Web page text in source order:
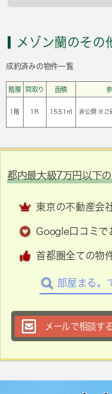
メゾン蘭のその
成約済みの物件一覧
階層 間取り 面積
1階 1Ｒ 15.51㎡ 非公開 ※ご
都内最大級7万円以下
東京の不動産会
Google口コミで
首都圏全ての物
部屋まる。
メールで相談す